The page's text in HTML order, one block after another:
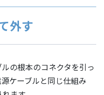
外す
の根本のコネクタを引っ
ケーブルと同じ仕組み